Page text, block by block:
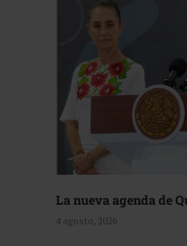
La nueva agenda de
4 agosto, 2026